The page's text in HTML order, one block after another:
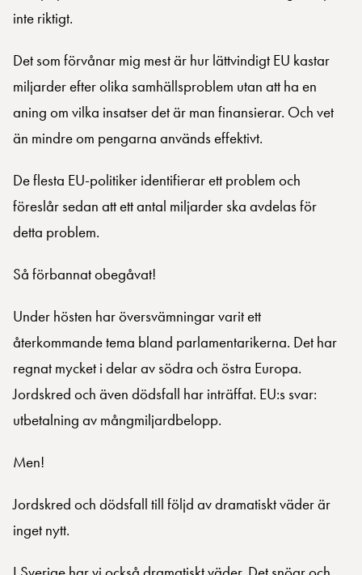
inte riktigt.
Det som förvånar mig mest är hur lättvindigt EU kastar
miljarder efter olika samhällsproblem utan att ha en
aning om vilka insatser det är man finansierar. Och vet
än mindre om pengarna används effektivt.
De flesta EU-politiker identifierar ett problem och
föreslår sedan att ett antal miljarder ska avdelas för
detta problem.
Så förbannat obegåvat!
Under hösten har översvämningar varit ett
återkommande tema bland parlamentarikerna. Det har
regnat mycket i delar av södra och östra Europa.
Jordskred och även dödsfall har inträffat. EU:s svar:
utbetalning av mångmiljardbelopp.
Men!
Jordskred och dödsfall till följd av dramatiskt väder är
inget nytt.